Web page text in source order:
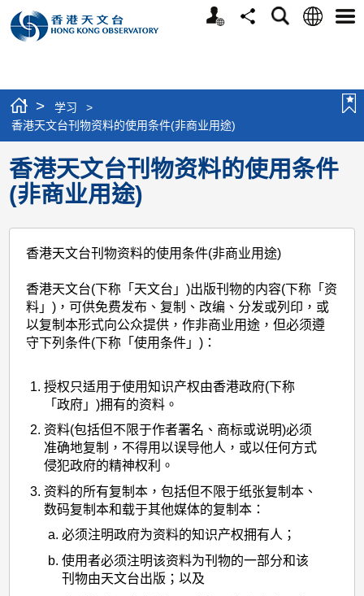
个
分
搜
语
选
> 学习
>
香港天文台刊物资料的使用条件(非商业用途)
香港天文台刊物资料的使用条件
(非商业用途)
香港天文台刊物资料的使用条件(非商业用途)
香港天文台(下称「天文台」)出版刊物的内容(下称「资
料」)，可供免费发布、复制、改编、分发或列印，或
以复制本形式向公众提供，作非商业用途，但必须遵
守下列条件(下称「使用条件」)：
授权只适用于使用知识产权由香港政府(下称
「政府」)拥有的资料。
资料(包括但不限于作者署名、商标或说明)必须
准确地复制，不得用以误导他人，或以任何方式
侵犯政府的精神权利。
资料的所有复制本，包括但不限于纸张复制本、
数码复制本和载于其他媒体的复制本：
必须注明政府为资料的知识产权拥有人；
使用者必须注明该资料为刊物的一部分和该
刊物由天文台出版；以及